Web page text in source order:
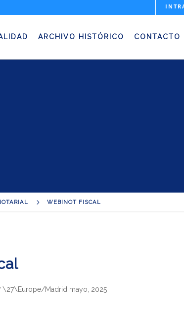
ARCHIVO HISTÓRICO CONTACTO
5 WEBINOT FISCAL
\27\Europe/Madrid mayo, 2025